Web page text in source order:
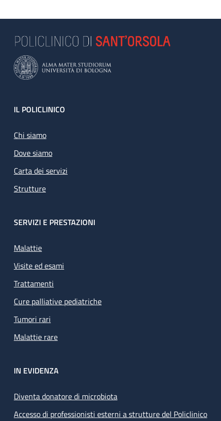
Footer
IL POLICLINICO
Chi siamo
Dove siamo
Carta dei servizi
Strutture
SERVIZI E PRESTAZIONI
Malattie
Visite ed esami
Trattamenti
Cure palliative pediatriche
Tumori rari
Malattie rare
IN EVIDENZA
Diventa donatore di microbiota
Accesso di professionisti esterni a strutture del Policlinico